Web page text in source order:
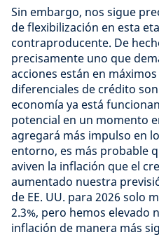
Sin embargo, nos sigue
de flexibilización en esta
contraproducente. De
precisamente uno que
acciones están en
diferenciales de crédito
economía ya está
potencial en un momento
agregará más impulso en
entorno, es más probable
aviven la inflación que el
aumentado nuestra
de EE. UU. para 2026 solo
2.3%, pero hemos elevado
inflación de manera más